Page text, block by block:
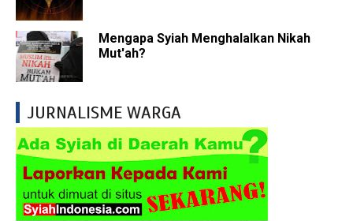
Mengapa Syiah Menghalalkan Nikah
Mut'ah?
JURNALISME WARGA